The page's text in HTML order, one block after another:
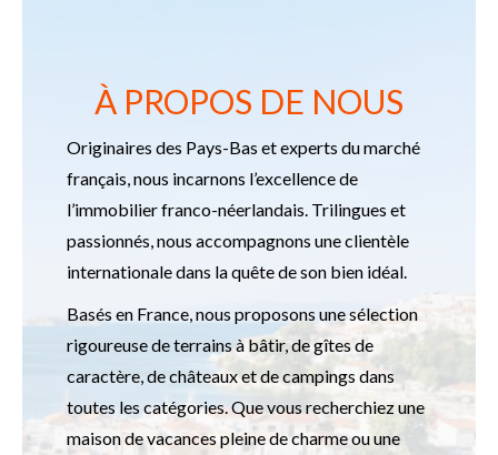
À PROPOS DE NOUS
Originaires des Pays-Bas et experts du marché
français, nous incarnons l’excellence de
l’immobilier franco-néerlandais. Trilingues et
passionnés, nous accompagnons une clientèle
internationale dans la quête de son bien idéal.
Basés en France, nous proposons une sélection
rigoureuse de terrains à bâtir, de gîtes de
caractère, de châteaux et de campings dans
toutes les catégories. Que vous recherchiez une
maison de vacances pleine de charme ou une